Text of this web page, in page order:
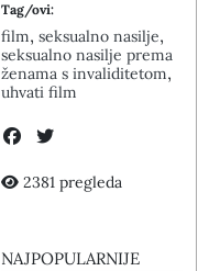
Tag/ovi:
film, seksualno nasilje,
seksualno nasilje prema
ženama s invaliditetom,
uhvati film
2381 pregleda
NAJPOPULARNIJE